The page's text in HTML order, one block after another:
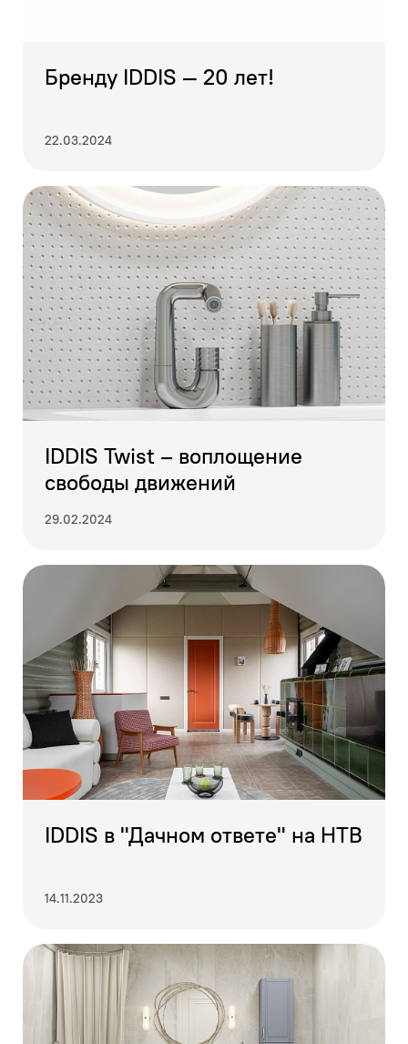
Бренду IDDIS — 20 лет!
22.03.2024
IDDIS Twist – воплощение
свободы движений
29.02.2024
IDDIS в "Дачном ответе" на НТВ
14.11.2023